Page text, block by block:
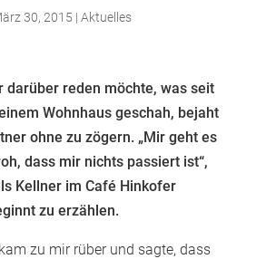
30, 2015 | Aktuelles
darüber reden möchte, was seit
Wohnhaus geschah, bejaht
ohne zu zögern. „Mir geht es
dass mir nichts passiert ist“,
Kellner im Café Hinkofer
zu erzählen.
zu mir rüber und sagte, dass